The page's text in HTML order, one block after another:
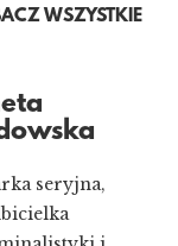
WSZYSTKIE
seryjna,